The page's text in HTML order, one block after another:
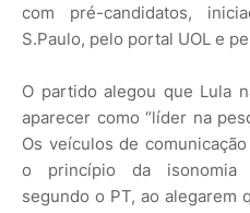
com pré-candidatos,
S.Paulo, pelo portal UOL e
O partido alegou que Lula
aparecer como “líder na
Os veículos de
o princípio da isonomia
segundo o PT, ao alegarem